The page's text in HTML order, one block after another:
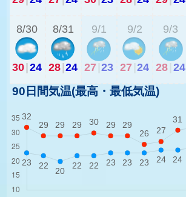
8/30
30|24
8/31
28|24
9/1
27 23
9/2
27 24
9/3
28 24
90日間気温(最高・最低気温)